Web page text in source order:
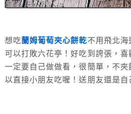
想吃蘭姆葡萄夾心餅乾不用飛北海
可以打敗六花亭！好吃到誇張，喜
一定要自己做做看，很簡單，不
以直接小朋友吃喔！送朋友還是自